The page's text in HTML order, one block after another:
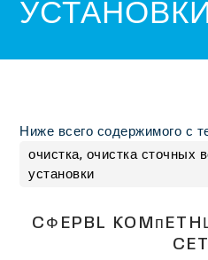
Ниже всего содержимого с
очистка, очистка
установки
CФEPBL